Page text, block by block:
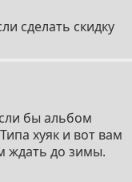
сделать скидку
бы альбом
хуяк и вот вам
ждать до зимы.